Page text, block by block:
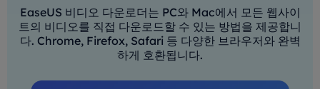
EaseUS 비디오 다운로더는 PC와 Mac에서 모든 웹사이
트의 비디오를 직접 다운로드할 수 있는 방법을 제공합니
다. Chrome, Firefox, Safari 등 다양한 브라우저와 완벽
하게 호환됩니다.